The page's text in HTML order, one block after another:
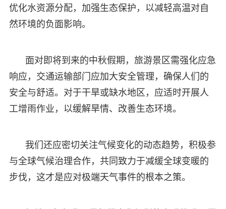
优化水资源分配，加强生态保护，以减轻高温对自
然环境的负面影响。
面对即将到来的中秋假期，旅游景区需强化应急
响应，交通运输部门应加大安全管理，确保人们的
安全与舒适。对于干旱或缺水地区，应适时开展人
工增雨作业，以缓解旱情、改善生态环境。
我们还应密切关注气候变化的动态趋势，积极参
与全球气候治理合作，共同致力于减缓全球变暖的
步伐，这才是应对极端天气事件的根本之策。